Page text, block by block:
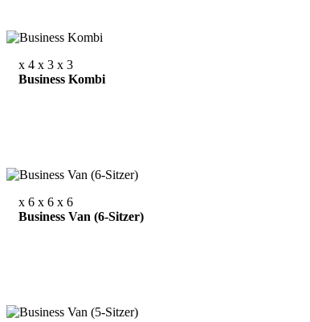
x 4 x 3 x 3
Business Kombi
x 6 x 6 x 6
Business Van (6-Sitzer)